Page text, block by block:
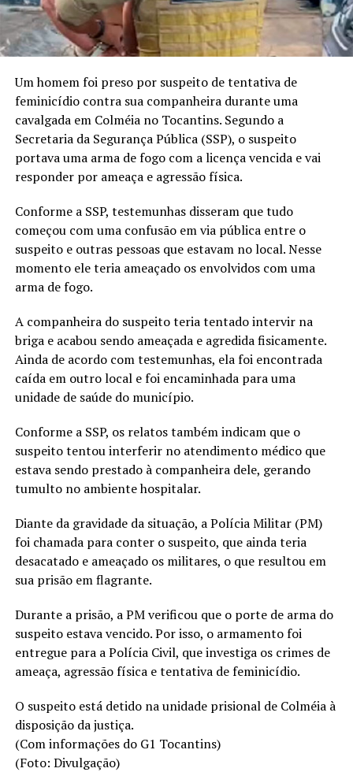
Um homem foi preso por suspeito de tentativa de
feminicídio contra sua companheira durante uma
cavalgada em Colméia no Tocantins. Segundo a
Secretaria da Segurança Pública (SSP), o suspeito
portava uma arma de fogo com a licença vencida e vai
responder por ameaça e agressão física.
Conforme a SSP, testemunhas disseram que tudo
começou com uma confusão em via pública entre o
suspeito e outras pessoas que estavam no local. Nesse
momento ele teria ameaçado os envolvidos com uma
arma de fogo.
A companheira do suspeito teria tentado intervir na
briga e acabou sendo ameaçada e agredida fisicamente.
Ainda de acordo com testemunhas, ela foi encontrada
caída em outro local e foi encaminhada para uma
unidade de saúde do município.
Conforme a SSP, os relatos também indicam que o
suspeito tentou interferir no atendimento médico que
estava sendo prestado à companheira dele, gerando
tumulto no ambiente hospitalar.
Diante da gravidade da situação, a Polícia Militar (PM)
foi chamada para conter o suspeito, que ainda teria
desacatado e ameaçado os militares, o que resultou em
sua prisão em flagrante.
Durante a prisão, a PM verificou que o porte de arma do
suspeito estava vencido. Por isso, o armamento foi
entregue para a Polícia Civil, que investiga os crimes de
ameaça, agressão física e tentativa de feminicídio.
O suspeito está detido na unidade prisional de Colméia à
disposição da justiça.
(Com informações do G1 Tocantins)
(Foto: Divulgação)